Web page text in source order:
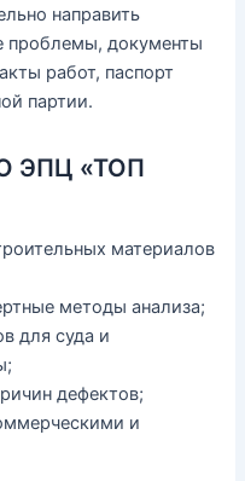
направить
проблемы, документы
работ, паспорт
партии.
ЭПЦ «ТОП
материалов
методы анализа;
для суда и
дефектов;
и